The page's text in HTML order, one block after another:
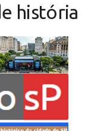
história